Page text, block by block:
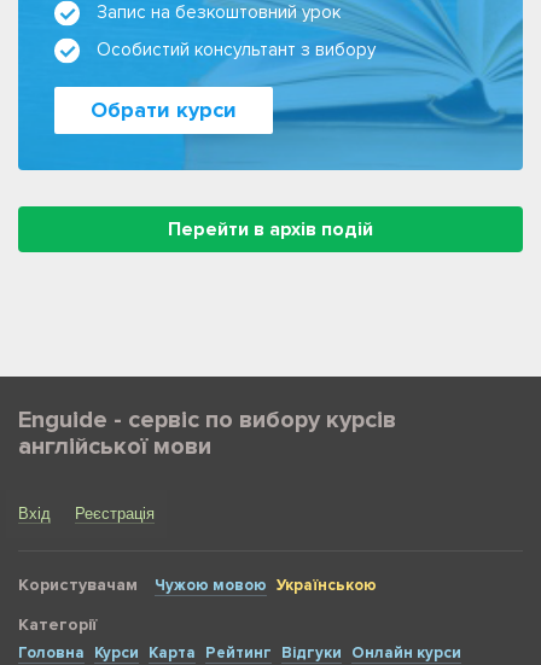
Запис на безкоштовний урок
Особистий консультант з вибору
Обрати курси
Перейти в архів подій
Enguide - сервіс по вибору курсів
англійської мови
Вхід Реєстрація
Користувачам Чужою мовою Українською
Категорії
Головна Курси Карта Рейтинг Відгуки
Онлайн курси